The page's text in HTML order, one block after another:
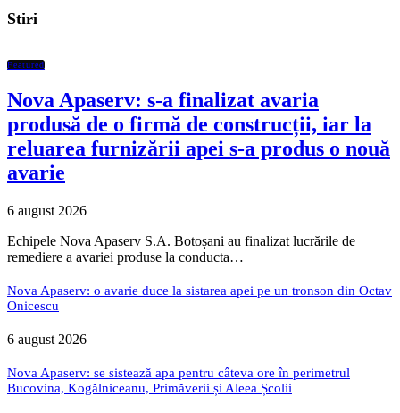
Stiri
Featured
Nova Apaserv: s-a finalizat avaria
produsă de o firmă de construcții, iar la
reluarea furnizării apei s-a produs o nouă
avarie
6 august 2026
Echipele Nova Apaserv S.A. Botoșani au finalizat lucrările de
remediere a avariei produse la conducta…
Nova Apaserv: o avarie duce la sistarea apei pe un tronson din Octav
Onicescu
6 august 2026
Nova Apaserv: se sistează apa pentru câteva ore în perimetrul
Bucovina, Kogălniceanu, Primăverii și Aleea Școlii